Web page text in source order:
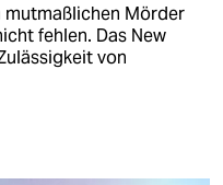
mutmaßlichen Mörder
fehlen. Das New
von